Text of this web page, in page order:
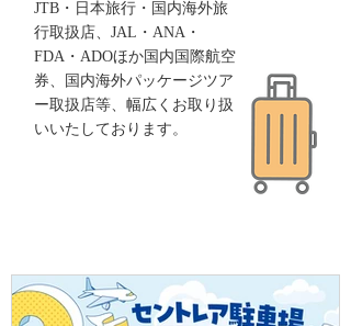
JTB・日本旅行・国内海外旅
行取扱店、JAL・ANA・
FDA・ADOほか国内国際航空
券、国内海外パッケージツア
ー取扱店等、幅広くお取り扱
いいたしております。